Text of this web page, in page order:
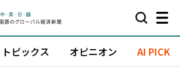
トピックス オピニオン AI PICK